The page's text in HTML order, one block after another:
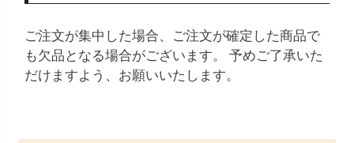
ご注文が集中した場合、ご注文が確定した商品で
も欠品となる場合がございます。 予めご了承いた
だけますよう、お願いいたします。